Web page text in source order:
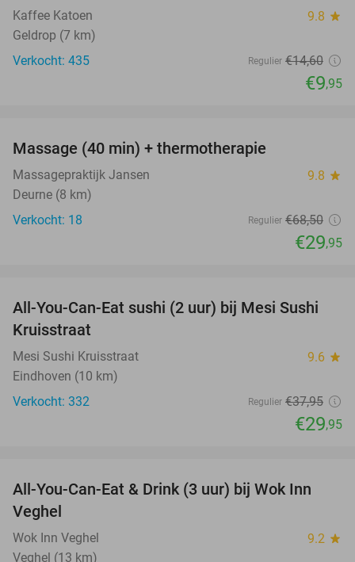
Kaffee Katoen 9.8 star
Geldrop (7 km)
Verkocht: 435
Regulier €14,60
€9,95
Massage (40 min) + thermotherapie
Massagepraktijk Jansen 9.8 star
Deurne (8 km)
Verkocht: 18
Regulier €68,50
€29,95
21%
All-You-Can-Eat sushi (2 uur) bij Mesi Sushi
Kruisstraat
Mesi Sushi Kruisstraat 9.6 star
Eindhoven (10 km)
Verkocht: 332
Regulier €37,95
€29,95
24%
All-You-Can-Eat & Drink (3 uur) bij Wok Inn
Veghel
Wok Inn Veghel 9.2 star
Veghel (13 km)